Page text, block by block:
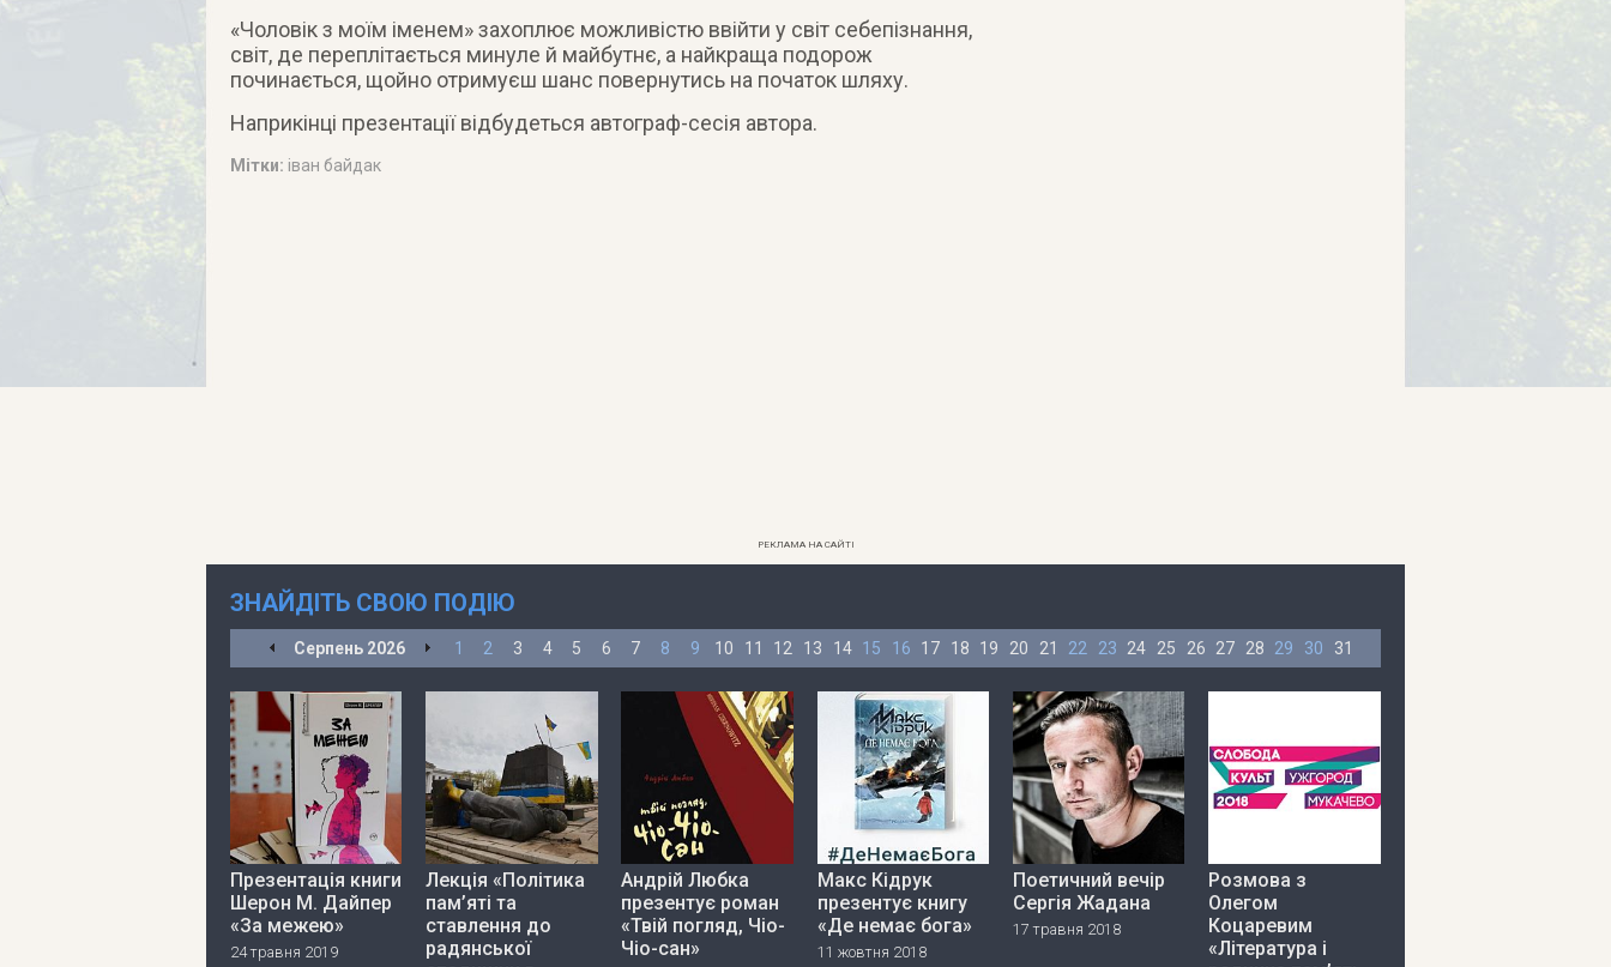
«Чоловік з моїм іменем» захоплює можливістю ввійти у світ себепізнання,
світ, де переплітається минуле й майбутнє, а найкраща подорож
починається, щойно отримуєш шанс повернутись на початок шляху.
Наприкінці презентації відбудеться автограф-сесія автора.
Мітки: іван байдак
РЕКЛАМА НА САЙТІ
ЗНАЙДІТЬ СВОЮ ПОДІЮ
Серпень 2026 1 2 3 4 5 6 7 8 9 10 11 12 13 14 15 16 17 18 19 20 21 22 23 24 25 26 27 28 29 30 31
Презентація книги
Шерон М. Дайпер
«За межею»
24 травня 2019
Лекція «Політика
пам’яті та
ставлення до
радянської
Андрій Любка
презентує роман
«Твій погляд, Чіо-
Чіо-сан»
Макс Кідрук
презентує книгу
«Де немає бога»
11 жовтня 2018
Поетичний вечір
Сергія Жадана
17 травня 2018
Розмова з
Олегом
Коцаревим
«Література і